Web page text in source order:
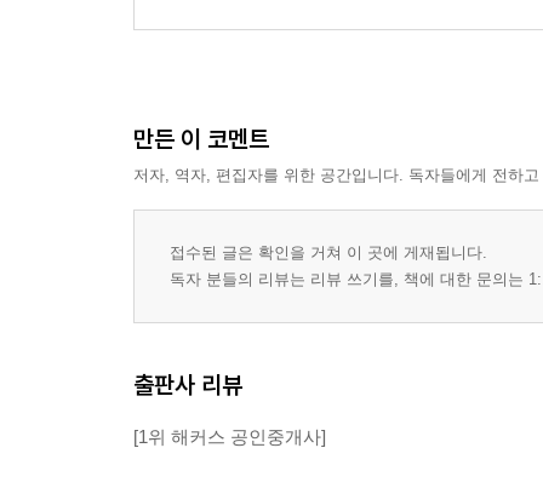
제6장 도시/군계획시설
제7장 지구단위계획
제2편 도시개발법
제1장 도시개발구역의 지정 등
제3장 비용부담 등
제3편 도시 및 주거환경정비법
무
만든 이 코멘트
저자, 역자, 편집자를 위한 공간입니다. 독자들에게 전하
접수된 글은 확인을 거쳐 이 곳에 게재됩니다.
독자 분들의 리뷰는 리뷰 쓰기를, 책에 대한 문의는
출판사 리뷰
[1위 해커스 공인중개사]